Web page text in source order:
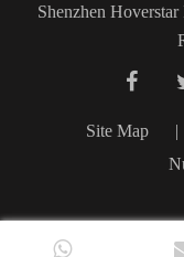
Shenzhen
Site Map |